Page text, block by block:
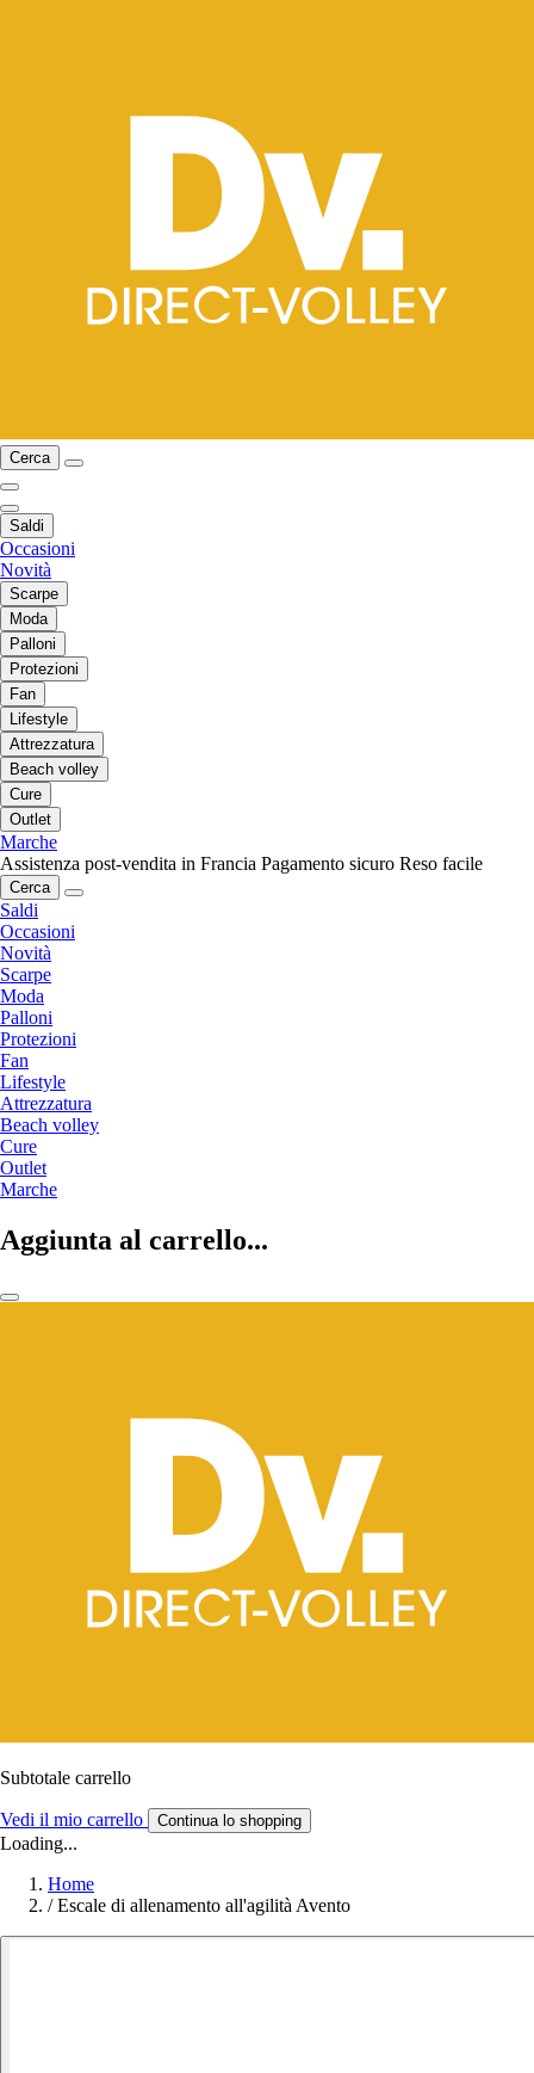
Cerca
Saldi
Occasioni
Novità
Scarpe
Moda
Palloni
Protezioni
Fan
Lifestyle
Attrezzatura
Beach volley
Cure
Outlet
Marche
Assistenza post-vendita in Francia Pagamento sicuro Reso facile
Cerca
Saldi
Occasioni
Novità
Scarpe
Moda
Palloni
Protezioni
Fan
Lifestyle
Attrezzatura
Beach volley
Cure
Outlet
Marche
Aggiunta al carrello...
Subtotale carrello
Vedi il mio carrello Continua lo shopping
Loading...
Home
/ Escale di allenamento all'agilità Avento